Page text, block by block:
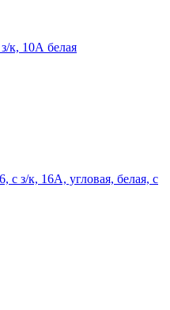
к, 10А белая
с з/к, 16А, угловая, белая, с